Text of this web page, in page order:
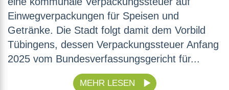
Einwegverpackungen für Speisen und
Getränke. Die Stadt folgt damit dem Vorbild
Tübingens, dessen Verpackungssteuer Anfang
2025 vom Bundesverfassungsgericht für...
MEHR LESEN